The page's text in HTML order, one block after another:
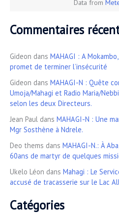
Data from
Commentaires
Gideon dans MAHAGI : A
promet de terminer l’insécurité
Gideon dans MAHAGI-N : Quête
Umoja/Mahagi et Radio Maria/
selon les deux Directeurs.
Jean Paul dans MAHAGI-N : Une
Mgr Sosthène à Ndrele.
Deo thems dans MAHAGI-N.: À
60ans de martyr de quelques
Ukelo Léon dans Mahagi : Le
accusé de tracasserie sur le Lac
Catégories